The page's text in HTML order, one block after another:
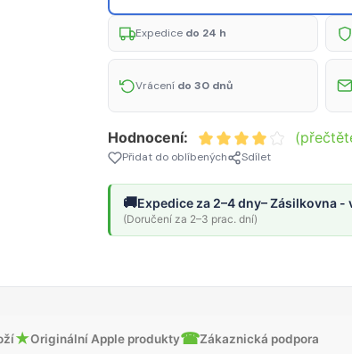
Expedice do 24 h
Vrácení do 30 dnů
Hodnocení:
Přidat do oblíbených Sdílet
🚚Expedice za 2–4 dny– Zásilkovna -
(Doručení za 2–3 prac. dní)
★Originální Apple produkty☎Zákaznická podpora